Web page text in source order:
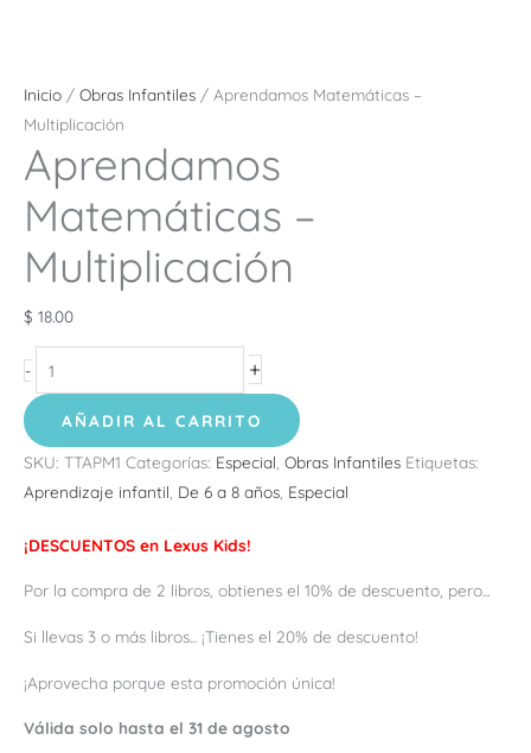
Inicio / Obras Infantiles / Aprendamos Matemáticas –
Multiplicación
Aprendamos
Matemáticas –
Multiplicación
$ 18.00
- +
AÑADIR AL CARRITO
SKU: TTAPM1 Categorías: Especial Obras Infantiles Etiquetas:
Aprendizaje infantil De 6 a 8 años Especial
¡DESCUENTOS en Lexus Kids!
Por la compra de 2 libros, obtienes el 10% de descuento, pero...
Si llevas 3 o más libros... ¡Tienes el 20% de descuento!
¡Aprovecha porque esta promoción única!
Válida solo hasta el 31 de agosto